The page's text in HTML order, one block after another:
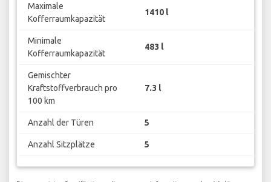
Maximale
Kofferraumkapazität
1410 l
Minimale
Kofferraumkapazität
483 l
Gemischter
Kraftstoffverbrauch pro
100 km
7.3 l
Anzahl der Türen 5
Anzahl Sitzplätze 5